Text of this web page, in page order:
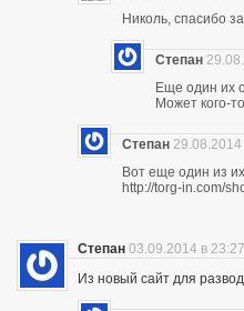
Николь, спасибо
Степан
Еще один их
Может кого-
Степан 29.08.2014
Вот еще один из
http://torg-in.com/
Степан 03.09.2014 в 23:27
Из новый сайт для